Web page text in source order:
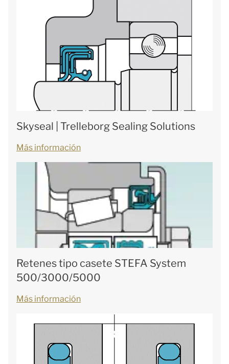
Skyseal | Trelleborg Sealing Solutions
Más información
Retenes tipo casete STEFA System
500/3000/5000
Más información